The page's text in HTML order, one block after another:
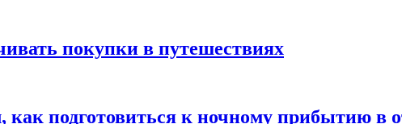
покупки в путешествиях
как подготовиться к ночному прибытию в